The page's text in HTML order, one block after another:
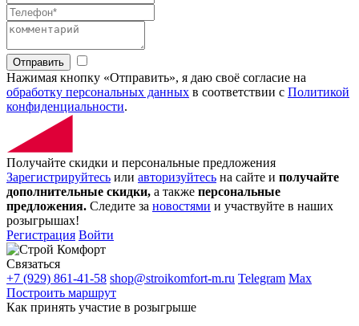
Отправить
Нажимая кнопку «Отправить», я даю своё согласие на
обработку персональных данных в соответствии с Политикой
конфиденциальности.
Получайте скидки и персональные предложения
Зарегистрируйтесь или авторизуйтесь на сайте и получайте
дополнительные скидки, а также персональные
предложения. Следите за новостями и участвуйте в наших
розыгрышах!
Регистрация Войти
Связаться
+7 (929) 861-41-58 shop@stroikomfort-m.ru Telegram Max
Построить маршрут
Как принять участие в розыгрыше